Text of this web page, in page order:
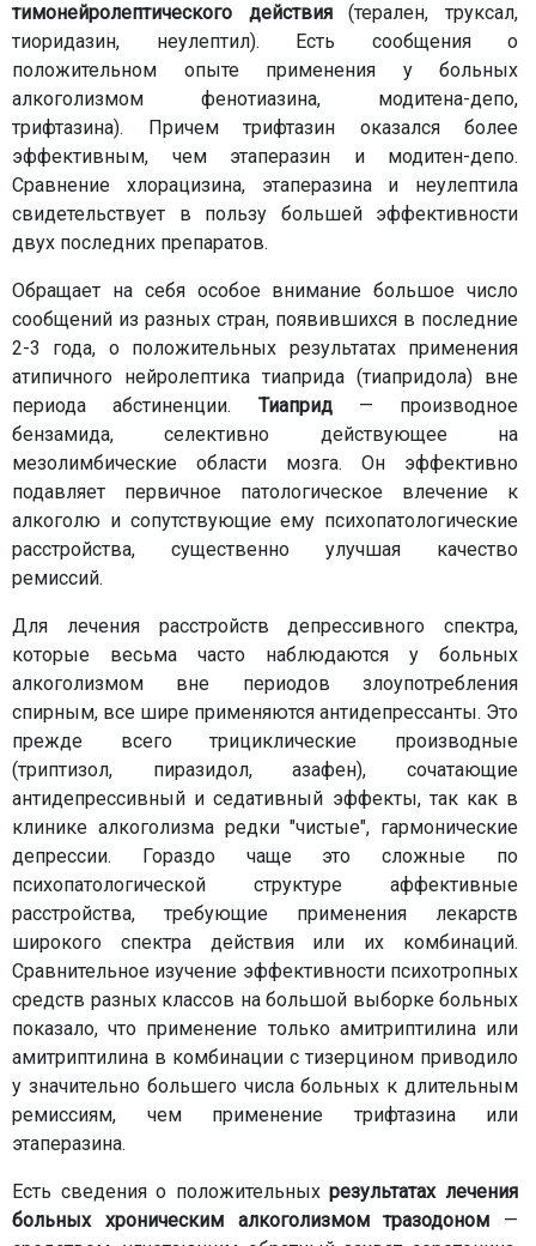
тимонейролептического действия(терален, труксал,
тиоридазин, неулептил). Есть сообщения о
положительном опыте применения у больных
алкоголизмом фенотиазина, модитена-депо,
трифтазина). Причем трифтазин оказался более
эффективным, чем этаперазин и модитен-депо.
Сравнение хлорацизина, этаперазина и неулептила
свидетельствует в пользу большей эффективности
двух последних препаратов.
Обращает на себя особое внимание большое число
сообщений из разных стран, появившихся в последние
2-3 года, о положительных результатах применения
атипичного нейролептика тиаприда (тиапридола) вне
периода абстиненции. Тиаприд — производное
бензамида, селективно действующее на
мезолимбические области мозга. Он эффективно
подавляет первичное патологическое влечение к
алкоголю и сопутствующие ему психопатологические
расстройства, существенно улучшая качество
ремиссий.
Для лечения расстройств депрессивного спектра,
которые весьма часто наблюдаются у больных
алкоголизмом вне периодов злоупотребления
спирным, все шире применяются антидепрессанты. Это
прежде всего трициклические производные
(триптизол, пиразидол, азафен), сочатающие
антидепрессивный и седативный эффекты, так как в
клинике алкоголизма редки "чистые", гармонические
депрессии. Гораздо чаще это сложные по
психопатологической структуре аффективные
расстройства, требующие применения лекарств
широкого спектра действия или их комбинаций.
Сравнительное изучение эффективности психотропных
средств разных классов на большой выборке больных
показало, что применение только амитриптилина или
амитриптилина в комбинации с тизерцином приводило
у значительно большего числа больных к длительным
ремиссиям, чем применение трифтазина или
этаперазина.
Есть сведения о положительныхрезультатах лечения
больных хроническим алкоголизмом тразодоном —